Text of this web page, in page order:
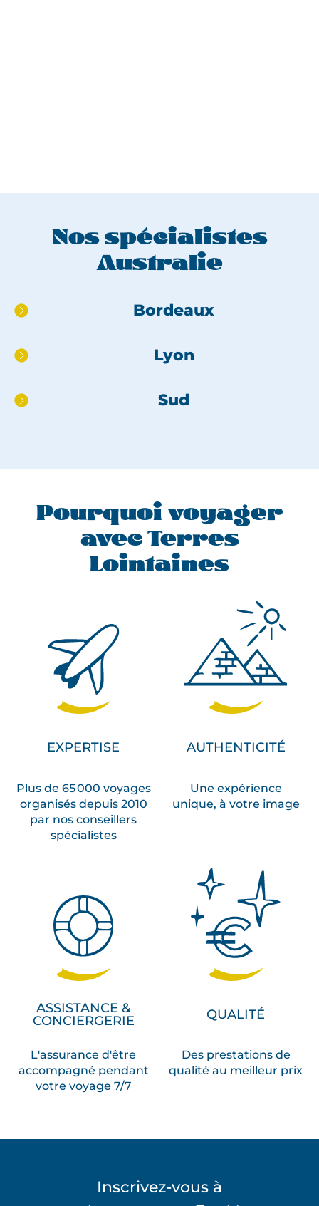
Nos spécialistes
Australie
Aller
pied
Bordeaux
Lyon
Sud
Pourquoi voyager
avec Terres
Lointaines
EXPERTISE
Plus de 65 000 voyages
organisés depuis 2010
par nos conseillers
spécialistes
AUTHENTICITÉ
Une expérience
unique, à votre image
ASSISTANCE &
CONCIERGERIE
L'assurance d'être
accompagné pendant
votre voyage 7/7
QUALITÉ
Des prestations de
qualité au meilleur prix
Inscrivez-vous à